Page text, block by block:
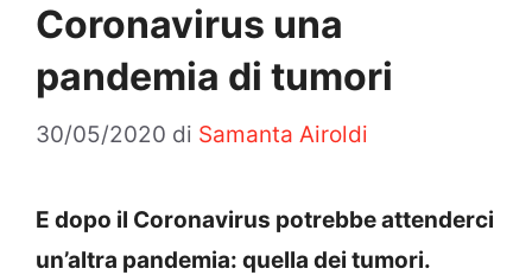
Coronavirus una
pandemia di tumori
30/05/2020 di Samanta Airoldi
E dopo il Coronavirus potrebbe attenderci
un’altra pandemia: quella dei tumori.